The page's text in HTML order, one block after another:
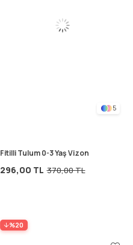
5
Fitilli Tulum 0-3 Yaş Vizon
296,00 TL 370,00 TL
%20